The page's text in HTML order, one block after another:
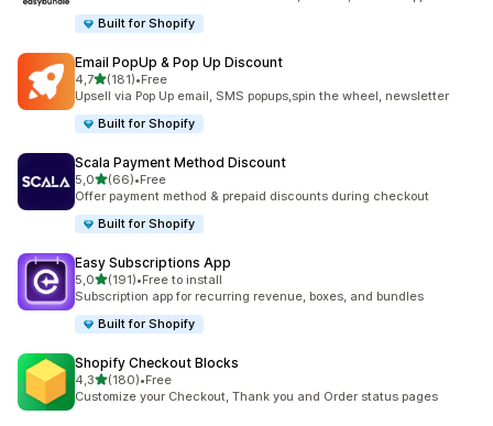
Built for Shopify
Email PopUp & Pop Up Discount
4,7/ 5 tähteä
(181)
181 arvostelua yhteensä
•Free
Upsell via Pop Up email, SMS popups,spin the wheel, newsletter
Built for Shopify
Scala Payment Method Discount
5,0/ 5 tähteä
(66)
66 arvostelua yhteensä
•Free
Offer payment method & prepaid discounts during checkout
Built for Shopify
Easy Subscriptions App
5,0/ 5 tähteä
(191)
191 arvostelua yhteensä
•Free to install
Subscription app for recurring revenue, boxes, and bundles
Built for Shopify
Shopify Checkout Blocks
4,3/ 5 tähteä
(180)
180 arvostelua yhteensä
•Free
Customize your Checkout, Thank you and Order status pages